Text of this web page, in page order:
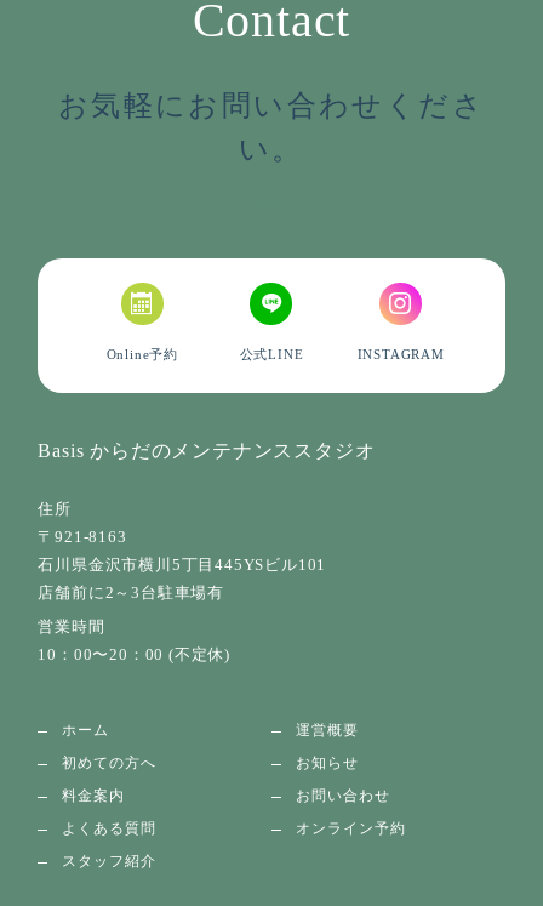
Contact
お気軽にお問い合わせくださ
い。
Online予約 公式LINE INSTAGRAM
Basis からだのメンテナンススタジオ
住所
〒921-8163
石川県金沢市横川5丁目445YSビル101
店舗前に2～3台駐車場有
営業時間
10：00〜20：00 (不定休)
ホーム
初めての方へ
料金案内
よくある質問
スタッフ紹介
運営概要
お知らせ
お問い合わせ
オンライン予約